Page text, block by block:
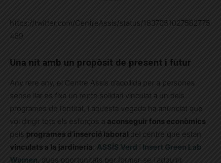
https://twitter.com/CentreAssis/status/1837051027582775
469
Una nit amb un propòsit de present i futur
Any rere any, el Centre Assís d’acollida per a persones
sense llar es fixa un repte solidari vinculat a un dels
programes de l’entitat, i aquesta vegada ha anunciat que
vol dirigir tots els esforços a aconseguir fons econòmics
pels programes d’inserció laboral del centre que estan
vinculats a la jardineria: ASSÍS Verd
Insert Green Lab
Women, dues oportunitats per formar-se i adquirir